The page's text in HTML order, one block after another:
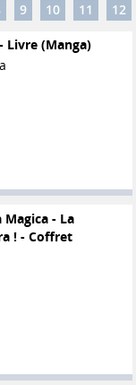
9 10 11 12
Livre (Manga)
- La
! - Coffret